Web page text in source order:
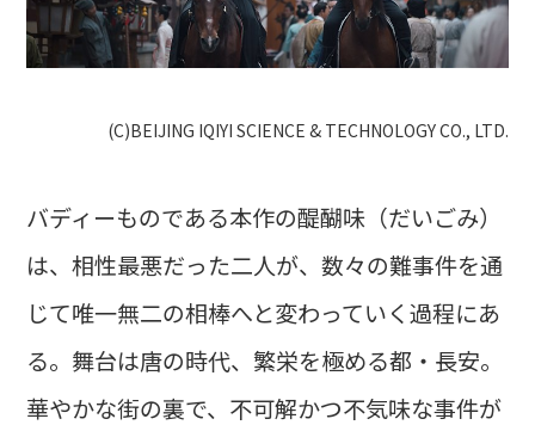
(C)BEIJING IQIYI SCIENCE & TECHNOLOGY CO., LTD.
バディーものである本作の醍醐味（だいごみ）
は、相性最悪だった二人が、数々の難事件を通
じて唯一無二の相棒へと変わっていく過程にあ
る。舞台は唐の時代、繁栄を極める都・長安。
華やかな街の裏で、不可解かつ不気味な事件が